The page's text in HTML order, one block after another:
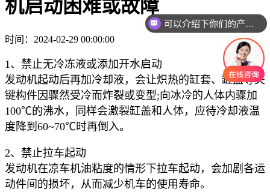
机启动困难或故障
时间：2024-02-29 00:00:00
1、禁止无冷冻液或添加开水启动
发动机起动后再加冷却液，会让炽热的缸套、缸盖等关
键构件因骤然受冷而炸裂或变型;向冰冷的人体内骤加
100℃的沸水，同样会激裂缸盖和人体，应待冷却液温
度降到60~70℃时再倒入。
2、禁止拉车起动
发动机在凉车机油粘度的情形下拉车起动，会加剧各运
动件间的损坏，从而减少机车的使用寿命。